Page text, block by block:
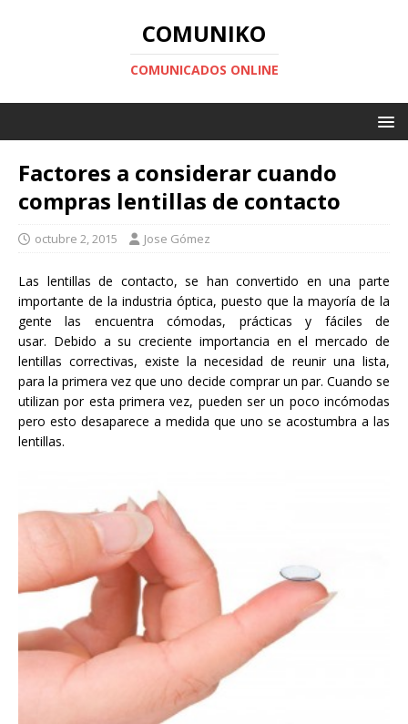
COMUNIKO
COMUNICADOS ONLINE
Factores a considerar cuando
compras lentillas de contacto
octubre 2, 2015 Jose Gómez
Las lentillas de contacto, se han convertido en una parte
importante de la industria óptica, puesto que la mayoría de la
gente las encuentra cómodas, prácticas y fáciles de
usar. Debido a su creciente importancia en el mercado de
lentillas correctivas, existe la necesidad de reunir una lista,
para la primera vez que uno decide comprar un par. Cuando se
utilizan por esta primera vez, pueden ser un poco incómodas
pero esto desaparece a medida que uno se acostumbra a las
lentillas.